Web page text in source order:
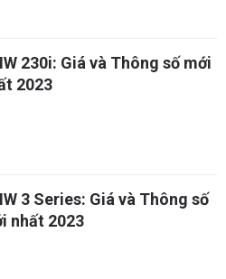
230i: Giá và Thông số mới
2023
3 Series: Giá và Thông số
nhất 2023